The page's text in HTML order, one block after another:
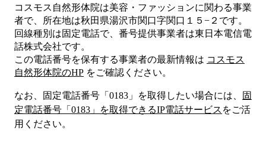
コスモス自然形体院は美容・ファッションに関わる事業
者で、所在地は秋田県湯沢市関口字関口１５−２ です。
回線種別は固定電話で、番号提供事業者は東日本電信電
話株式会社です。
この電話番号を保有する事業者の最新情報は コスモス
自然形体院のHP をご確認ください。
なお、固定電話番号「 0183 」を取得したい場合には、
固
定電話番号「 0183 」を取得できるIP電話サービス をご活
用ください。